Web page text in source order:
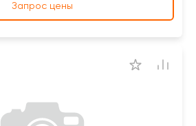
Запрос цены